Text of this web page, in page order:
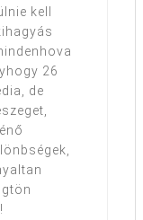
kell
26
de